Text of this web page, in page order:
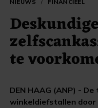
NIEUWS / FINANCIEEL
te
DEN HAAG (ANP) -
winkeldiefstallen door